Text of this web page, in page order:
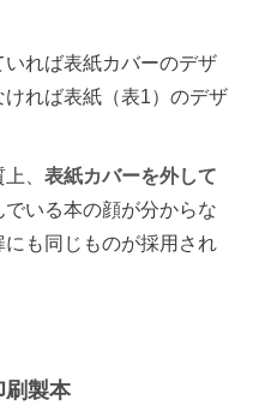
れば表紙カバーのデザ
れば表紙（表1）のデザ
、 表紙カバーを外して
でいる本の顔が分からな
も同じものが採用され
刷製本